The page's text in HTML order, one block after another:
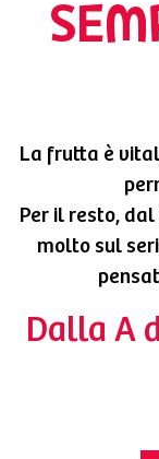
La frutta è
Per il resto, dal
molto sul
Dalla A